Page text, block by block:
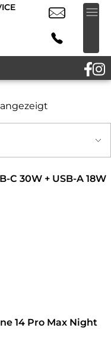
angezeigt
C 30W + USB-A 18W
14 Pro Max Night